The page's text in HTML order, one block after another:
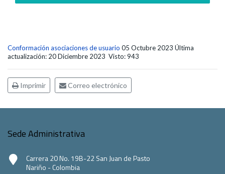
Conformación asociaciones de usuario 05 Octubre 2023 Última
actualización: 20 Diciembre 2023 Visto: 943
Imprimir Correo electrónico
Sede Administrativa
Carrera 20 No. 19B-22 San Juan de Pasto
Nariño - Colombia